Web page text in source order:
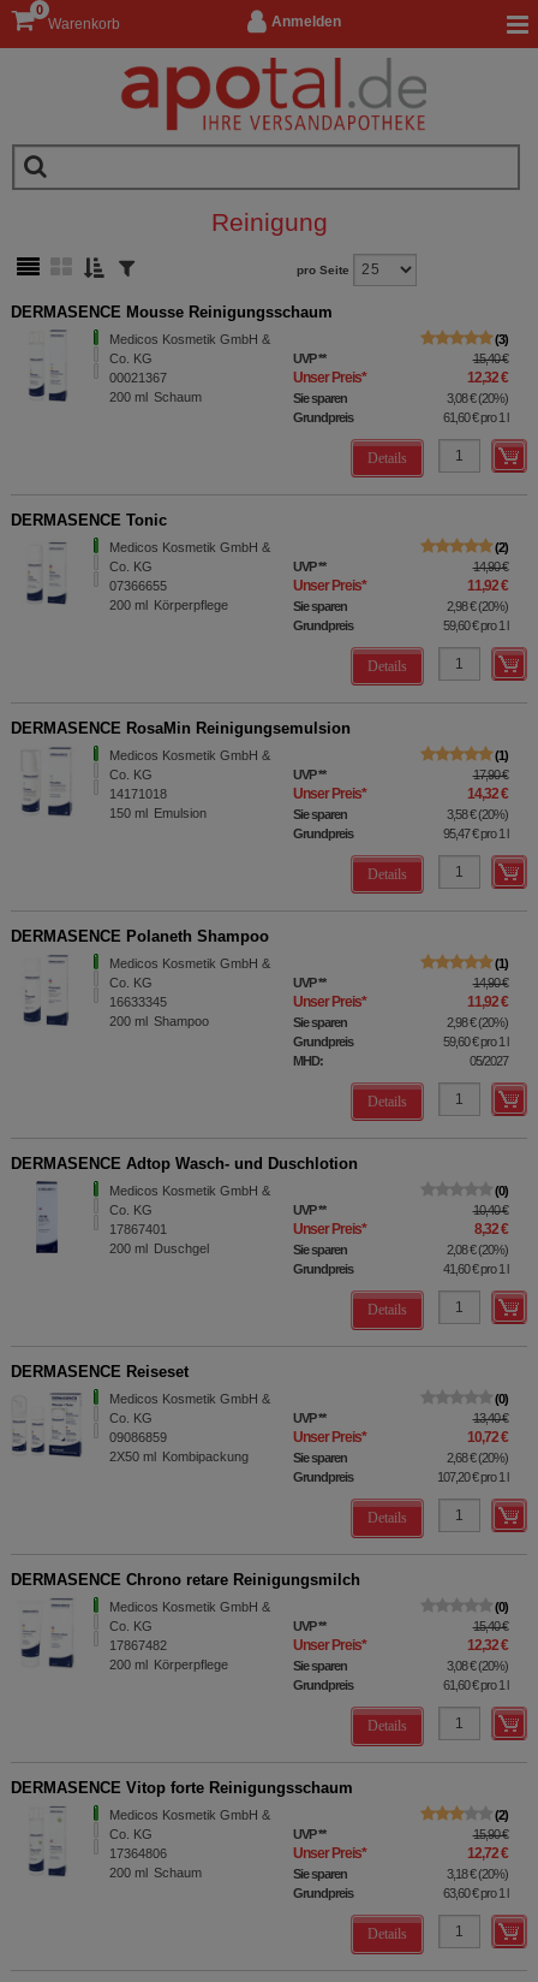
Anmelden
Warenkorb
0
Reinigung
pro Seite
DERMASENCE Mousse Reinigungsschaum
Medicos Kosmetik GmbH &
Co. KG
00021367
200 ml Schaum
3
UVP** 15,40 €
Unser Preis* 12,32 €
Sie sparen 3,08 €(20%)
Grundpreis
61,60 €pro 1 l
Details
DERMASENCE Tonic
Medicos Kosmetik GmbH &
Co. KG
07366655
200 ml Körperpflege
2
UVP** 14,90 €
Unser Preis* 11,92 €
Sie sparen 2,98 €(20%)
Grundpreis
59,60 €pro 1 l
Details
DERMASENCE RosaMin Reinigungsemulsion
Medicos Kosmetik GmbH &
Co. KG
14171018
150 ml Emulsion
1
UVP** 17,90 €
Unser Preis* 14,32 €
Sie sparen 3,58 €(20%)
Grundpreis
95,47 €pro 1 l
Details
DERMASENCE Polaneth Shampoo
Medicos Kosmetik GmbH &
Co. KG
16633345
200 ml Shampoo
1
UVP** 14,90 €
Unser Preis* 11,92 €
Sie sparen 2,98 €(20%)
Grundpreis
59,60 €pro 1 l
MHD:
05/2027
Details
DERMASENCE Adtop Wasch- und Duschlotion
Medicos Kosmetik GmbH &
Co. KG
17867401
200 ml Duschgel
0
UVP** 10,40 €
Unser Preis* 8,32 €
Sie sparen 2,08 €(20%)
Grundpreis
41,60 €pro 1 l
Details
DERMASENCE Reiseset
Medicos Kosmetik GmbH &
Co. KG
09086859
2X50 ml Kombipackung
0
UVP** 13,40 €
Unser Preis* 10,72 €
Sie sparen 2,68 €(20%)
Grundpreis
107,20 €pro 1 l
Details
DERMASENCE Chrono retare Reinigungsmilch
Medicos Kosmetik GmbH &
Co. KG
17867482
200 ml Körperpflege
0
UVP** 15,40 €
Unser Preis* 12,32 €
Sie sparen 3,08 €(20%)
Grundpreis
61,60 €pro 1 l
Details
DERMASENCE Vitop forte Reinigungsschaum
Medicos Kosmetik GmbH &
Co. KG
17364806
200 ml Schaum
2
UVP** 15,90 €
Unser Preis* 12,72 €
Sie sparen 3,18 €(20%)
Grundpreis
63,60 €pro 1 l
Details